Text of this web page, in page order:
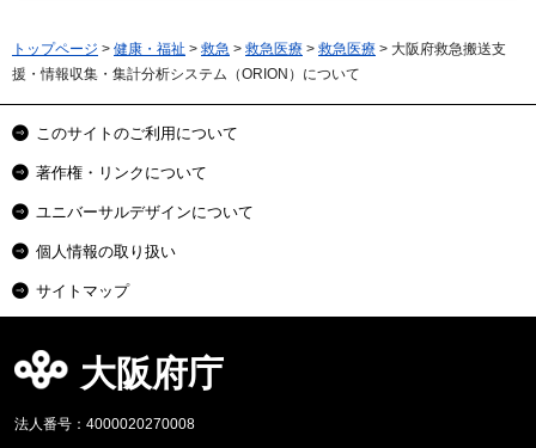
トップページ > 健康・福祉 > 救急 > 救急医療 > 救急医療 > 大阪府救急搬送支
援・情報収集・集計分析システム（ORION）について
このサイトのご利用について
著作権・リンクについて
ユニバーサルデザインについて
個人情報の取り扱い
サイトマップ
大阪府庁
法人番号：4000020270008